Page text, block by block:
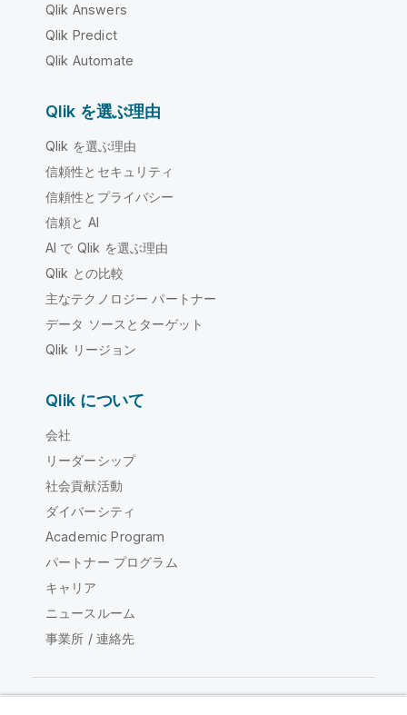
Qlik Answers
Qlik Predict
Qlik Automate
Qlik を選ぶ理由
Qlik を選ぶ理由
信頼性とセキュリティ
信頼性とプライバシー
信頼と AI
AI で Qlik を選ぶ理由
Qlik との比較
主なテクノロジー パートナー
データ ソースとターゲット
Qlik リージョン
Qlik について
会社
リーダーシップ
社会貢献活動
ダイバーシティ
Academic Program
パートナー プログラム
キャリア
ニュースルーム
事業所 / 連絡先